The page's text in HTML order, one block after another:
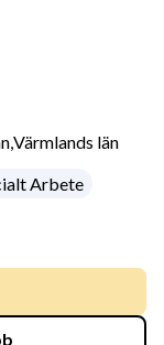
Värmlands län
Arbete